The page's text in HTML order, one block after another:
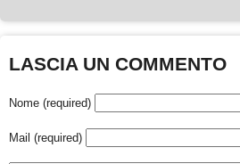
LASCIA UN COMMENTO
Nome (required)
Mail (required)